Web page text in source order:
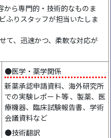
から専門的・技術的なものま
ふりスタッフが担当いたしま
て、迅速かつ、柔軟な対応が
●医学・薬学関係
新薬承認申請資料、海外研究所
での実験レポート等 、製薬、医
療機器、臨床試験報告書、学術
会議資料など
●技術翻訳